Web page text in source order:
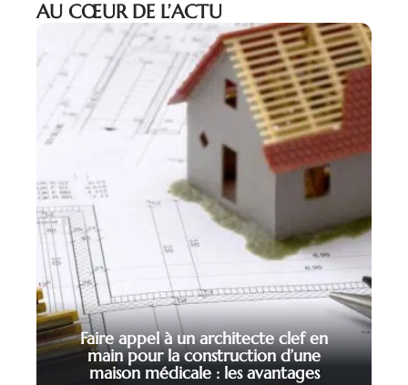
AU CŒUR DE L’ACTU
Faire appel à un architecte clef en
main pour la construction d’une
maison médicale : les avantages